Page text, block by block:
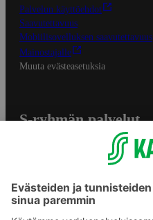
Palvelun käyttöehdot
Saavutettavuus
Mobiilisovelluksen saavutettavuus
Mainostajalle
Muuta evästeasetuksia
S-ryhmän palvelut
Yhteishyvä Ruoka -sovellus
S-ostoslista -sovellus